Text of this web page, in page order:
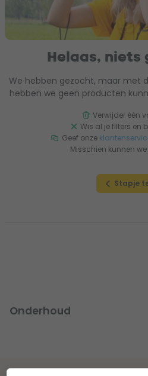
Helaas, niets
We hebben gezocht, maar met
hebben we geen producten
Verwijder één
Wis al je filters en
Geef onze
Misschien kunnen
Stapje
Onderhoud